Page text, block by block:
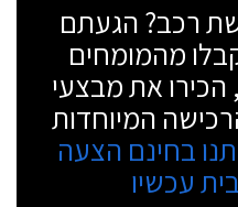
רכב? הגעתם
מהמומחים
הכירו את מבצעי
המיוחדות
בחינם הצעה
עכשיו